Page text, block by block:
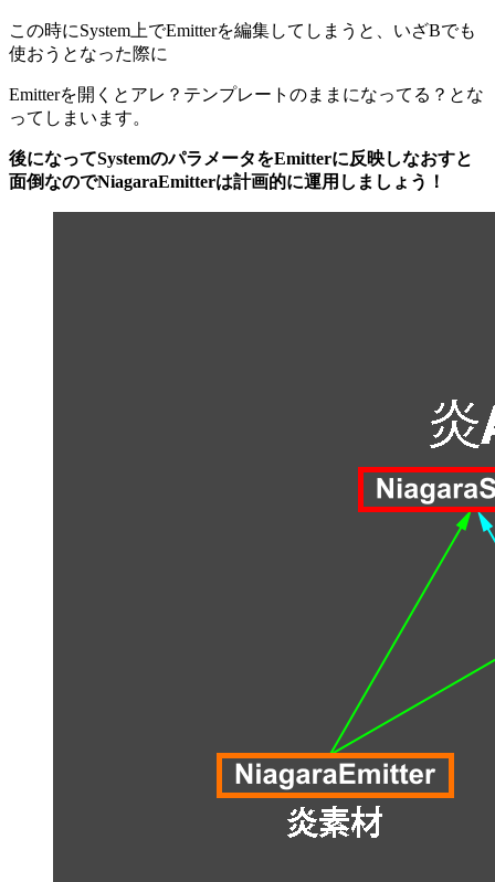
この時にSystem上でEmitterを編集してしまうと、いざBでも
使おうとなった際に
Emitterを開くとアレ？テンプレートのままになってる？とな
ってしまいます。
後になってSystemのパラメータをEmitterに反映しなおすと
面倒なのでNiagaraEmitterは計画的に運用しましょう！